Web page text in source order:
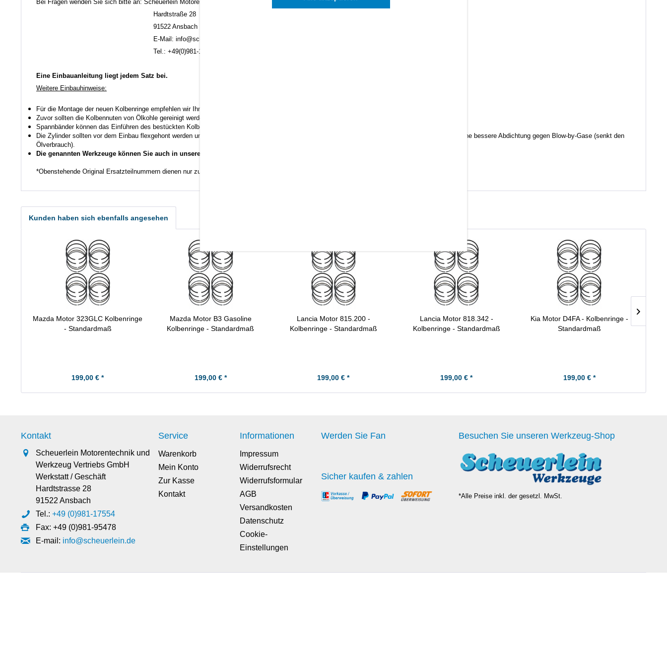
Bei Fragen wenden Sie sich bitte an: Scheuerlein Motorentechnik
Hardtstraße 28
91522 Ansbach
E-Mail: info@scheuerlein.de
Tel.: +49(0)981-17554
Eine Einbauanleitung liegt jedem Satz bei.
Weitere Einbauhinweise:
Für die Montage der neuen Kolbenringe empfehlen wir Ihnen eine Kolbenringzange zu verwenden.
Zuvor sollten die Kolbennuten von Ölkohle gereinigt werden auch hierfür gibt es ein Werkzeug.
Spannbänder können das Einführen des bestückten Kolbens in den Zylinder erleichtern.
Die Zylinder sollten vor dem Einbau flexgehont werden um den Kreuzschliff wieder einzubringen. Dies ermöglicht eine bessere Ölhaftung und somit eine bessere Abdichtung gegen Blow-by-Gase (senkt den
Ölverbrauch).
Die genannten Werkzeuge können Sie auch in unserem Shop finden.
*Obenstehende Original Ersatzteilnummern dienen nur zu Vergleichszwecken.
Kunden haben sich ebenfalls angesehen
Mazda Motor 323GLC Kolbenringe
- Standardmaß
199,00 € *
Mazda Motor B3 Gasoline
Kolbenringe - Standardmaß
199,00 € *
Lancia Motor 815.200 -
Kolbenringe - Standardmaß
199,00 € *
Lancia Motor 818.342 -
Kolbenringe - Standardmaß
199,00 € *
Kia Motor D4FA - Kolbenringe -
Standardmaß
199,00 € *
Kontakt
Scheuerlein Motorentechnik und
Werkzeug Vertriebs GmbH
Werkstatt / Geschäft
Hardtstrasse 28
91522 Ansbach
Tel.: +49 (0)981-17554
Fax: +49 (0)981-95478
E-mail: info@scheuerlein.de
Service
Warenkorb
Mein Konto
Zur Kasse
Kontakt
Informationen
Impressum
Widerrufsrecht
Widerrufsformular
AGB
Versandkosten
Datenschutz
Cookie-
Einstellungen
Werden Sie Fan
Sicher kaufen & zahlen
Besuchen Sie unseren Werkzeug-Shop
*Alle Preise inkl. der gesetzl. MwSt.